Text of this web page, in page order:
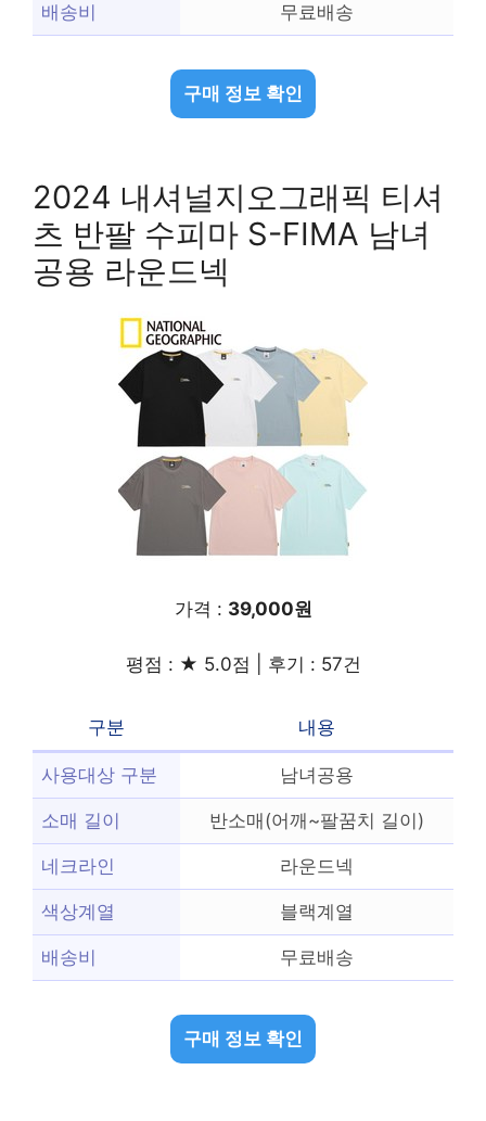
배송비 무료배송
구매 정보 확인
2024 내셔널지오그래픽 티셔
츠 반팔 수피마 S-FIMA 남녀
공용 라운드넥
가격 : 39,000원
평점 : ★ 5.0점 | 후기 : 57건
구분 내용
사용대상 구분 남녀공용
소매 길이 반소매(어깨~팔꿈치 길이)
네크라인 라운드넥
색상계열 블랙계열
배송비 무료배송
구매 정보 확인